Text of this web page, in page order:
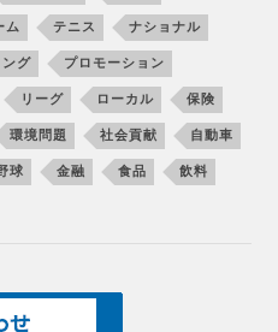
ム テニス ナショナル
ング プロモーション
リーグ ローカル 保険
環境問題 社会貢献 自動車
球 金融 食品 飲料